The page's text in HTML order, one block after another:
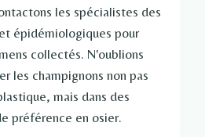
les spécialistes des
épidémiologiques pour
collectés. N'oublions
les champignons non pas
mais dans des
préférence en osier.